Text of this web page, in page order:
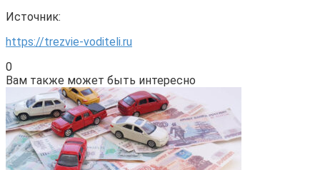
Источник:
https://trezvie-voditeli.ru
0
Вам также может быть интересно